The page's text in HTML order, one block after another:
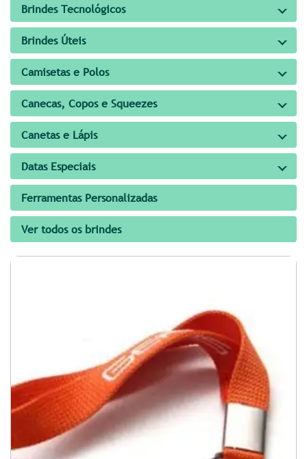
Brindes Tecnológicos
Brindes Úteis
Camisetas e Polos
Canecas, Copos e Squeezes
Canetas e Lápis
Datas Especiais
Ferramentas Personalizadas
Ver todos os brindes